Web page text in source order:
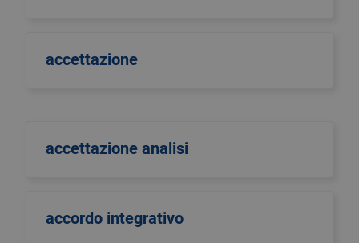
accettazione
accettazione analisi
accordo integrativo